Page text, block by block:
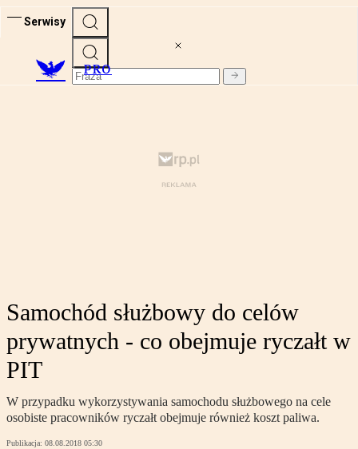
Serwisy
PRO
Samochód służbowy do celów
prywatnych - co obejmuje ryczałt w
PIT
W przypadku wykorzystywania samochodu służbowego na cele
osobiste pracowników ryczałt obejmuje również koszt paliwa.
Publikacja: 08.08.2018 05:30